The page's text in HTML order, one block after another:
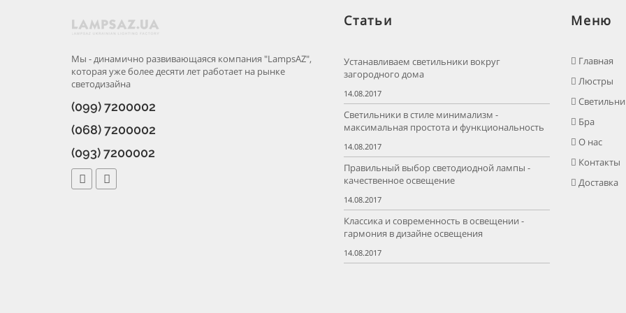
Мы - динамично развивающаяся компания "LampsAZ",
которая уже более десяти лет работает на рынке
светодизайна
(099) 7200002
(068) 7200002
(093) 7200002
Статьи
Устанавливаем светильники вокруг
загородного дома
14.08.2017
Светильники в стиле минимализм -
максимальная простота и функциональность
14.08.2017
Правильный выбор светодиодной лампы -
качественное освещение
14.08.2017
Классика и современность в освещении -
гармония в дизайне освещения
14.08.2017
Меню
Главная
Люстры
Бра
О нас
Контакты
Доставка